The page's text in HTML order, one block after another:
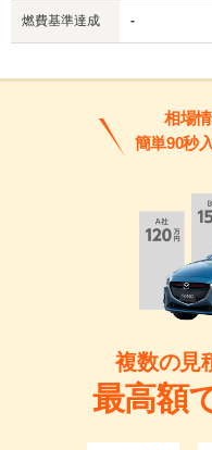
燃費基準達成 -
相場
簡単90秒
複数の見
最高額